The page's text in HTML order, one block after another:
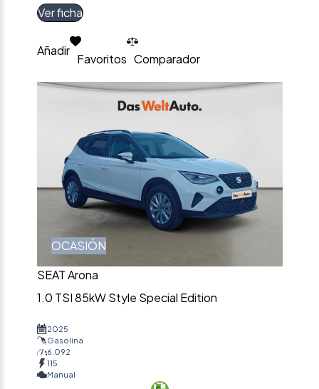
Ver ficha
Añadir
Favoritos Comparador
OCASIÓN
SEAT Arona
1.0 TSI 85kW Style Special Edition
2025
Gasolina
6.092
115
Manual